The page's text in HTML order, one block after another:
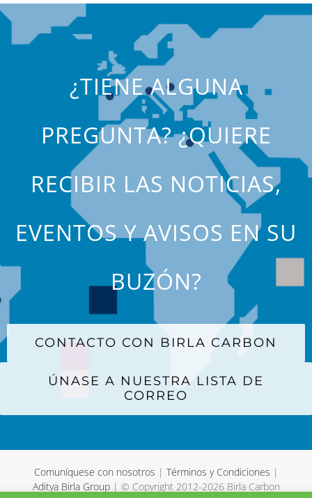
¿TIENE ALGUNA
PREGUNTA? ¿QUIERE
RECIBIR LAS NOTICIAS,
EVENTOS Y AVISOS EN SU
BUZÓN?
CONTACTO CON BIRLA CARBON
ÚNASE A NUESTRA LISTA DE
CORREO
Comuníquese con nosotros | Términos y Condiciones |
Aditya Birla Group| © Copyright 2012-2026 Birla Carbon